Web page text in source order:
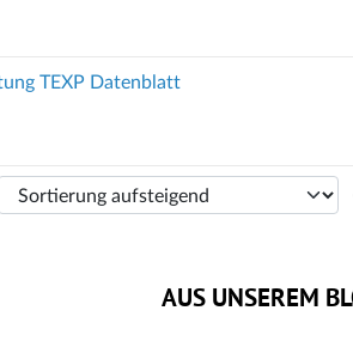
TEXP Datenblatt
AUS UNSEREM